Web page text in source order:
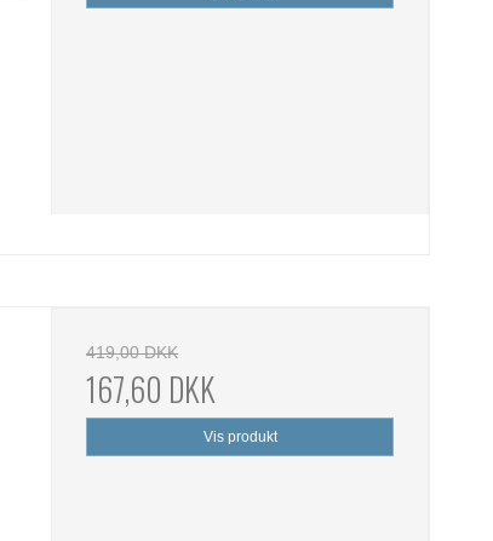
419,00 DKK
167,60 DKK
Vis produkt